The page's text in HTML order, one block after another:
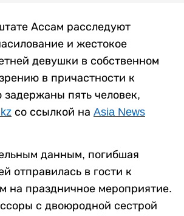
Ассам расследуют
и жестокое
девушки в собственном
в причастности к
пять человек,
со ссылкой на Asia News
данным, погибшая
отправилась в гости к
на праздничное мероприятие.
с двоюродной сестрой